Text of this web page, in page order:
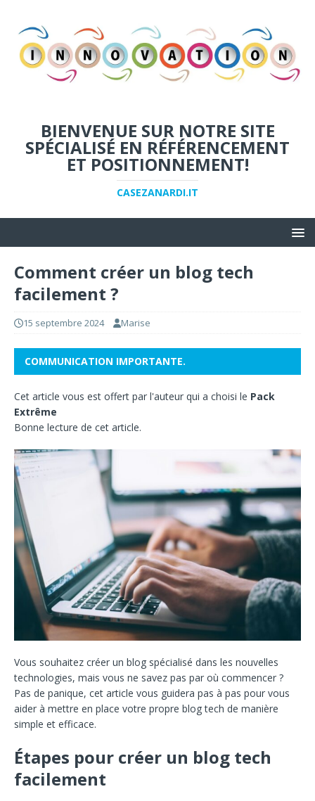
BIENVENUE SUR NOTRE SITE
SPÉCIALISÉ EN RÉFÉRENCEMENT
ET POSITIONNEMENT!
CASEZANARDI.IT
Comment créer un blog tech
facilement ?
15 septembre 2024 Marise
COMMUNICATION IMPORTANTE.
Cet article vous est offert par l'auteur qui a choisi le Pack
Extrême
Bonne lecture de cet article.
Vous souhaitez créer un blog spécialisé dans les nouvelles
technologies, mais vous ne savez pas par où commencer ?
Pas de panique, cet article vous guidera pas à pas pour vous
aider à mettre en place votre propre blog tech de manière
simple et efficace.
Étapes pour créer un blog tech
facilement